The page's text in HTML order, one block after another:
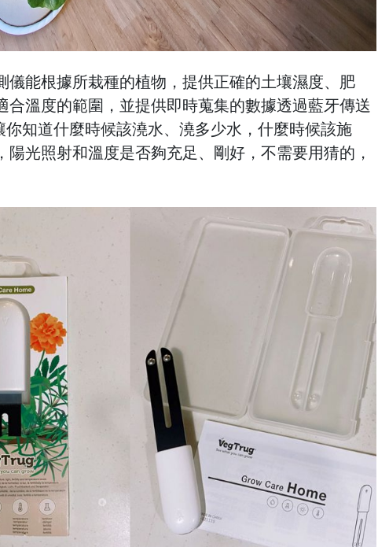
儀能根據所栽種的植物，提供正確的土壤濕度、肥
合溫度的範圍，並提供即時蒐集的數據透過藍牙傳送
你知道什麼時候該澆水、澆多少水，什麼時候該施
陽光照射和溫度是否夠充足、剛好，不需要用猜的，